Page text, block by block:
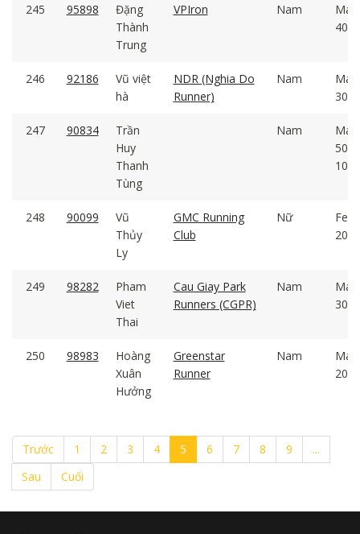
245 95898
Đặng
Thành
Trung
VPIron Nam
Male
40 -
246 92186
Vũ việt
hà
NDR (Nghia Do
Runner)
Nam
Male
30 -
247 90834
Trần
Huy
Thanh
Tùng
Nam
Male
50 -
100
248 90099
Vũ
Thủy
Ly
GMC Running
Club
Nữ
20 -
249 98282
Pham
Viet
Thai
Cau Giay Park
Runners (CGPR)
Nam
Male
30 -
250 98983
Hoàng
Xuân
Hưởng
Greenstar
Runner
Nam
Male
20 -
Trước 1 2 3 4 5 6 7 8 9
...
Sau
Cuối